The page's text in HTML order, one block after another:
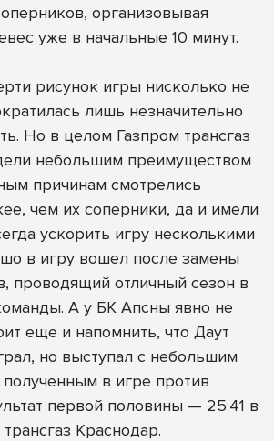
организовывая
уже в начальные 10 минут.
рисунок игры нисколько не
лишь незначительно
Но в целом Газпром трансгаз
небольшим преимуществом
причинам смотрелись
чем их соперники, да и имели
ускорить игру несколькими
в игру вошел после замены
проводящий отличный сезон в
А у БК Апсны явно не
еще и напомнить, что Даут
но выступал с небольшим
в игре против
первой половины — 25:41 в
Краснодар.